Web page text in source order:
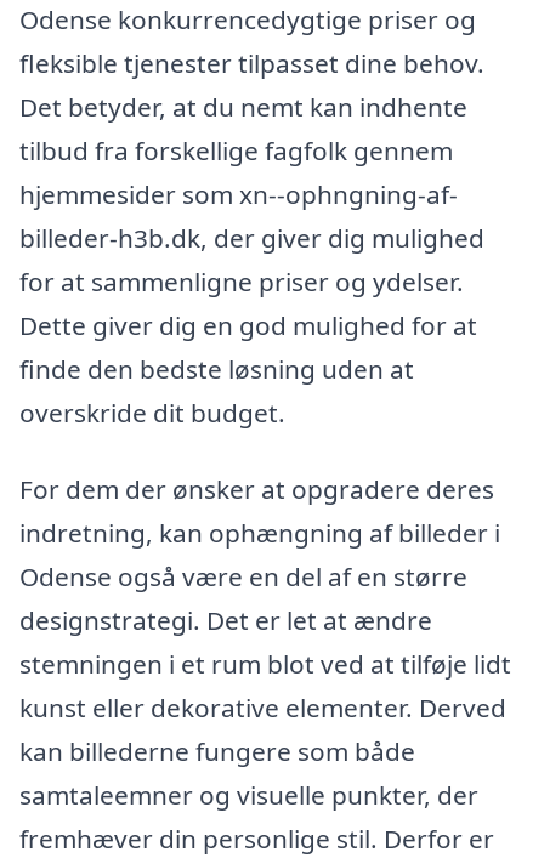
Odense konkurrencedygtige priser og
fleksible tjenester tilpasset dine behov.
Det betyder, at du nemt kan indhente
tilbud fra forskellige fagfolk gennem
hjemmesider som xn--ophngning-af-
billeder-h3b.dk, der giver dig mulighed
for at sammenligne priser og ydelser.
Dette giver dig en god mulighed for at
finde den bedste løsning uden at
overskride dit budget.
For dem der ønsker at opgradere deres
indretning, kan ophængning af billeder i
Odense også være en del af en større
designstrategi. Det er let at ændre
stemningen i et rum blot ved at tilføje lidt
kunst eller dekorative elementer. Derved
kan billederne fungere som både
samtaleemner og visuelle punkter, der
fremhæver din personlige stil. Derfor er